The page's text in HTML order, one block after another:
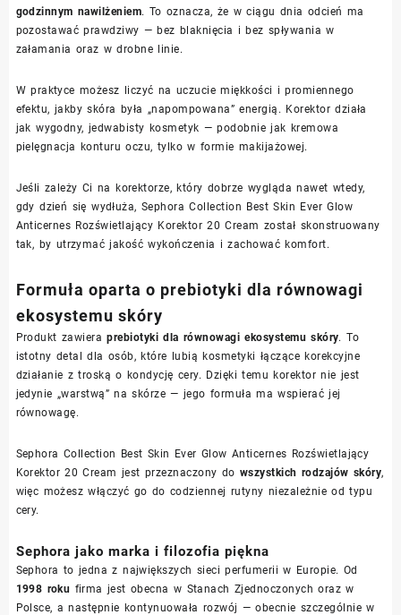
godzinnym nawilżeniem. To oznacza, że w ciągu dnia odcień ma
pozostawać prawdziwy — bez blaknięcia i bez spływania w
załamania oraz w drobne linie.
W praktyce możesz liczyć na uczucie miękkości i promiennego
efektu, jakby skóra była „napompowana” energią. Korektor działa
jak wygodny, jedwabisty kosmetyk — podobnie jak kremowa
pielęgnacja konturu oczu, tylko w formie makijażowej.
Jeśli zależy Ci na korektorze, który dobrze wygląda nawet wtedy,
gdy dzień się wydłuża, Sephora Collection Best Skin Ever Glow
Anticernes Rozświetlający Korektor 20 Cream został skonstruowany
tak, by utrzymać jakość wykończenia i zachować komfort.
Formuła oparta o prebiotyki dla równowagi
ekosystemu skóry
Produkt zawieraprebiotyki dla równowagi ekosystemu skóry. To
istotny detal dla osób, które lubią kosmetyki łączące korekcyjne
działanie z troską o kondycję cery. Dzięki temu korektor nie jest
jedynie „warstwą” na skórze — jego formuła ma wspierać jej
równowagę.
Sephora Collection Best Skin Ever Glow Anticernes Rozświetlający
Korektor 20 Cream jest przeznaczony do wszystkich rodzajów skóry,
więc możesz włączyć go do codziennej rutyny niezależnie od typu
cery.
Sephora jako marka i filozofia piękna
Sephora to jedna z największych sieci perfumerii w Europie. Od
1998 roku firma jest obecna w Stanach Zjednoczonych oraz w
Polsce, a następnie kontynuowała rozwój — obecnie szczególnie w